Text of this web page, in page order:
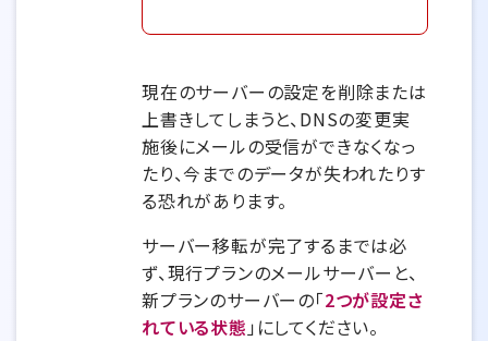
現在のサーバーの設定を削除または
上書きしてしまうと、DNSの変更実
施後にメールの受信ができなくなっ
たり、今までのデータが失われたりす
る恐れがあります。
サーバー移転が完了するまでは必
ず、現行プランのメールサーバーと、
新プランのサーバーの「2つが設定さ
れている状態」にしてください。